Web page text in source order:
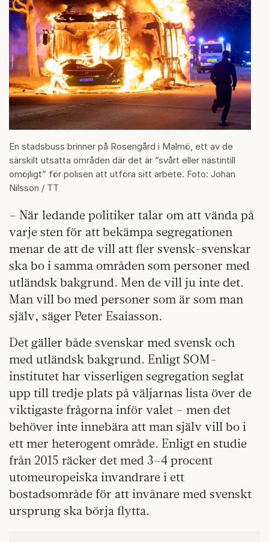
En stadsbuss brinner på Rosengård i Malmö, ett av de
särskilt utsatta områden där det är ”svårt eller nästintill
omöjligt” för polisen att utföra sitt arbete. Foto: Johan
Nilsson / TT
– När ledande politiker talar om att vända på
varje sten för att bekämpa segregationen
menar de att de vill att fler svensk-svenskar
ska bo i samma områden som personer med
utländsk bakgrund. Men de vill ju inte det.
Man vill bo med personer som är som man
själv, säger Peter Esaiasson.
Det gäller både svenskar med svensk och
med utländsk bakgrund. Enligt SOM-
institutet har visserligen segregation seglat
upp till tredje plats på väljarnas lista över de
viktigaste frågorna inför valet – men det
behöver inte innebära att man själv vill bo i
ett mer heterogent område. Enligt en studie
från 2015 räcker det med 3–4 procent
utomeuropeiska invandrare i ett
bostadsområde för att invånare med svenskt
ursprung ska börja flytta.